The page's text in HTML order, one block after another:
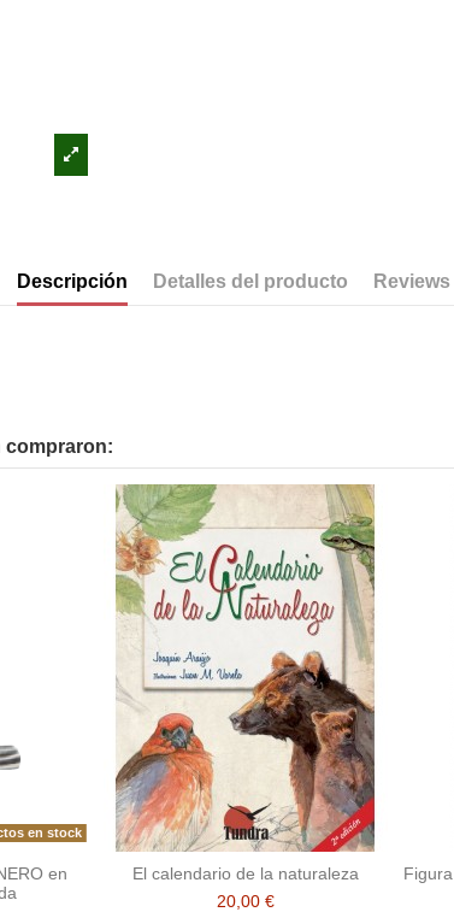
Descripción Detalles del producto Reviews
compraron:
en stock
en
El calendario de la naturaleza
20,00 €